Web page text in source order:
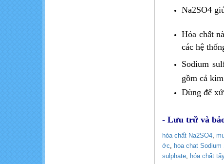
Na2SO4
Hóa chất
các hệ
Sodium
gồm cả
Dùng để
- Lưu trữ và
hóa ch​ất Na2SO4 ,
ớc
hoa chat Sodium
sulphate hóa chất